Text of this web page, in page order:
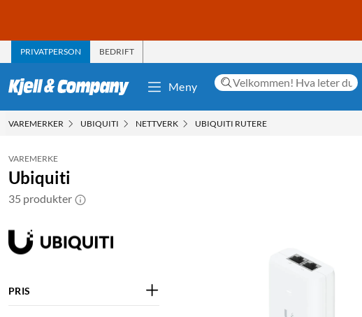
PRIVATPERSON BEDRIFT
Meny
VAREMERKER UBIQUITI NETTVERK UBIQUITI RUTERE
VAREMERKE
Ubiquiti
35 produkter
PRIS